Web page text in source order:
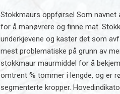
Stokkmaurs oppførsel Som navnet
for å manøvrere og finne mat.
underkjevene og kaster det som
mest problematiske på grunn av
stokkmaur maurmiddel for å
omtrent ⅝ tommer i lengde, og er
segmenterte kropper.